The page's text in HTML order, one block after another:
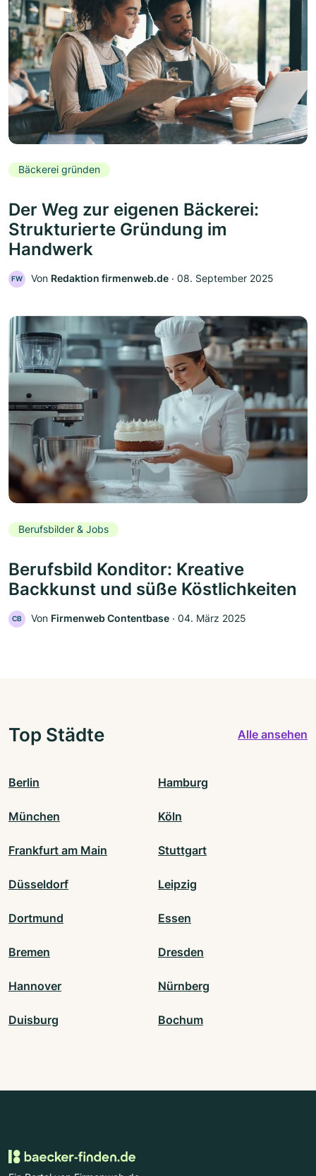
Bäckerei gründen
Der Weg zur eigenen Bäckerei:
Strukturierte Gründung im
Handwerk
FW Von Redaktion firmenweb.de ‧ 08. September 2025
Berufsbilder & Jobs
Berufsbild Konditor: Kreative
Backkunst und süße Köstlichkeiten
CB Von Firmenweb Contentbase ‧ 04. März 2025
Top Städte Alle ansehen
Berlin Hamburg
München Köln
Frankfurt am Main Stuttgart
Düsseldorf Leipzig
Dortmund Essen
Bremen Dresden
Hannover Nürnberg
Duisburg Bochum